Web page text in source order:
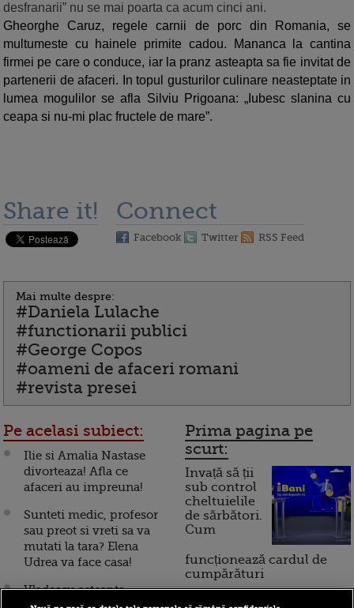
desfranarii” nu se mai poarta ca acum cinci ani.
Gheorghe Caruz, regele carnii de porc din Romania, se
multumeste cu hainele primite cadou. Mananca la cantina
firmei pe care o conduce, iar la pranz asteapta sa fie invitat de
partenerii de afaceri. In topul gusturilor culinare neasteptate in
lumea mogulilor se afla Silviu Prigoana: „Iubesc slanina cu
ceapa si nu-mi plac fructele de mare”.
Share it! Connect
Facebook Twitter RSS Feed
Mai multe despre:
#Daniela Lulache
#functionarii publici
#George Copos
#oameni de afaceri romani
#revista presei
Pe acelasi subiect:
Ilie si Amalia Nastase
divorteaza! Afla ce
afaceri au impreuna!
Sunteti medic, profesor
sau preot si vreti sa va
mutati la tara? Elena
Udrea va face casa!
Vladescu asteapta
Prima pagina pe
scurt:
Invață să ții
sub control
cheltuielile
de sărbători.
Cum
funcționează cardul de
cumpărături